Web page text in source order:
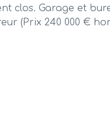
clos. Garage et
(Prix 240 000 €